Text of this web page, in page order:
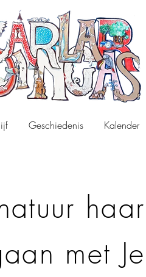
Geschiedenis Kalender
met